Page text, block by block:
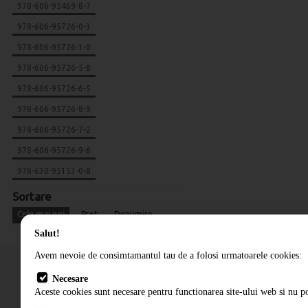
978-606-95469-8-7
978-606-95726-0-3
978-606-95726-1-0
978-606-95726-5-8
978-606-95726-6-5
978-606-95726-8-9
978-606-95726-7-2
978-606-95726-9-6
978-630-95153-0-8
Sortare
Cele mai noi Pret Denumire
Salut!
Avem nevoie de consimtamantul tau de a folosi urmatoarele cookies:
Necesare
Aceste cookies sunt necesare pentru functionarea site-ului web si nu